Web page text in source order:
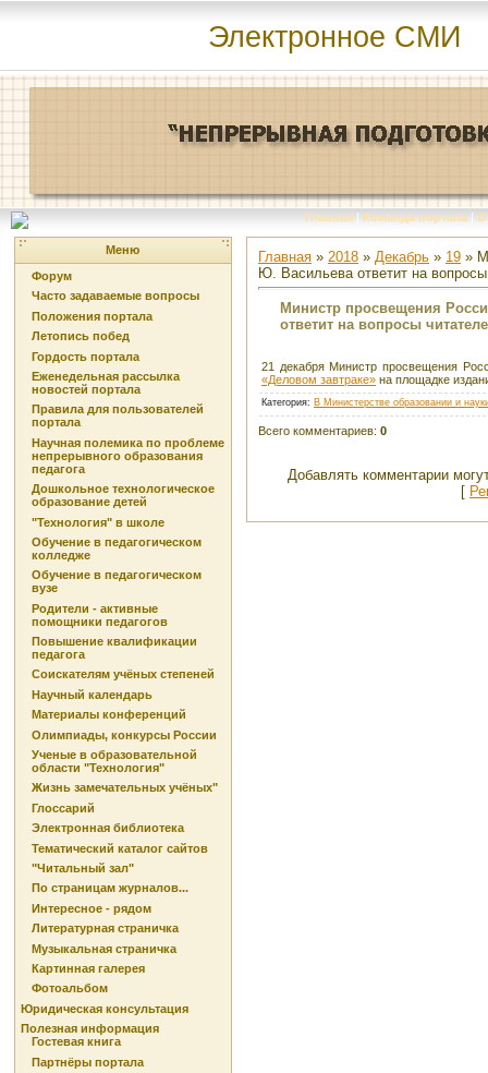
Электронное СМИ
Главная | Команда портала | О
Меню
Форум
Часто задаваемые вопросы
Положения портала
Летопись побед
Гордость портала
Еженедельная рассылка
новостей портала
Правила для пользователей
портала
Научная полемика по проблеме
непрерывного образования
педагога
Дошкольное технологическое
образование детей
"Технология" в школе
Обучение в педагогическом
колледже
Обучение в педагогическом
вузе
Родители - активные
помощники педагогов
Повышение квалификации
педагога
Соискателям учёных степеней
Научный календарь
Материалы конференций
Олимпиады, конкурсы России
Ученые в образовательной
области "Технология"
Жизнь замечательных учёных"
Глоссарий
Электронная библиотека
Тематический каталог сайтов
"Читальный зал"
По страницам журналов...
Интересное - рядом
Литературная страничка
Музыкальная страничка
Картинная галерея
Фотоальбом
Юридическая консультация
Полезная информация
Гостевая книга
Партнёры портала
Главная » 2018 » Декабрь » 19 »
Ю. Васильева ответит на
Министр просвещения
ответит на вопросы
21 декабря Министр просвещения
«Деловом завтраке» на площадке
Категория: В Министерстве образовании и
Всего комментариев: 0
Добавлять комментарии
[